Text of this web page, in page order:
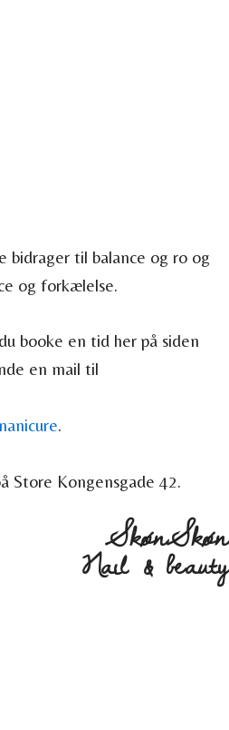
bidrager til balance og ro og
og forkælelse.
booke en tid her på siden
en mail til
.
Store Kongensgade 42.
SkønSkøn
Nail & beauty